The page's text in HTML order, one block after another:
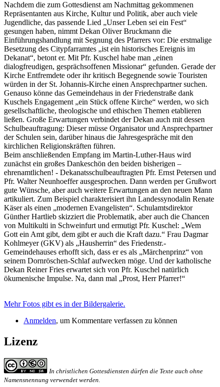
Nachdem die zum Gottesdienst am Nachmittag gekommenen
Repräsentanten aus Kirche, Kultur und Politik, aber auch viele
Jugendliche, das passende Lied „Unser Leben sei ein Fest“
gesungen haben, nimmt Dekan Oliver Bruckmann die
Einführungshandlung mit Segnung des Pfarrers vor: Die erstmalige
Besetzung des Citypfarramtes „ist ein historisches Ereignis im
Dekanat“, betont er. Mit Pfr. Kuschel habe man „einen
dialogfreudigen, gesprächsoffenen Missionar“ gefunden. Gerade der
Kirche Entfremdete oder ihr kritisch Begegnende sowie Touristen
würden in der St. Johannis-Kirche einen Ansprechpartner suchen.
Genauso könne das Gemeindehaus in der Friedenstraße dank
Kuschels Engagement „ein Stück offene Kirche“ werden, wo sich
gesellschaftliche, theologische und ethischen Themen etablieren
ließen. Große Erwartungen verbindet der Dekan auch mit dessen
Schulbeauftragung: Dieser müsse Organisator und Ansprechpartner
der Schulen sein, darüber hinaus die Jahresgespräche mit den
kirchlichen Religionskräften führen.
Beim anschließenden Empfang im Martin-Luther-Haus wird
zunächst ein großes Dankeschön den beiden bisherigen –
ehrenamtlichen! - Dekanatsschulbeauftragten Pfr. Ernst Petersen und
Pfr. Walter Neunhoeffer ausgesprochen. Dann werden per Grußwort
gute Wünsche, aber auch weitere Erwartungen an den neuen Mann
artikuliert. Zum Beispiel charakterisiert ihn Landessynodalin Renate
Käser als einen „modernen Evangelisten“. Schulamtsdirektor
Günther Hartlieb skizziert die Problematik, aber auch die Chancen
von Multikulti in Schweinfurt und ermutigt Pfr. Kuschel: „Wem
Gott ein Amt gibt, dem gibt er auch die Kraft dazu.“ Frau Dagmar
Kohlmeyer (GKV) als „Hausherrin“ des Friedenstr.-
Gemeindehauses erhofft sich, dass er es als „Märchenprinz“ von
seinem Dornröschen-Schlaf aufwecken möge. Und der katholische
Dekan Reiner Fries erwartet sich von Pfr. Kuschel natürlich
ökumenische Impulse. Na, dann mal „Prost, Herr Pfarrer!“
Mehr Fotos gibt es in der Bildergalerie.
Anmelden, um Kommentare verfassen zu können
Lizenz
In christlichen Gottesdiensten dürfen die Texte auch ohne
Namensnennung verwendet werden.